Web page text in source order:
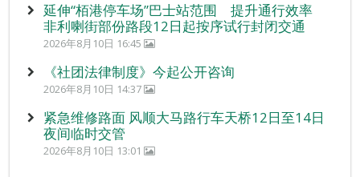
延伸“栢港停车场”巴士站范围 提升通行效率
非利喇街部份路段12日起按序试行封闭交通
2026年8月10日 16:45
《社团法律制度》今起公开咨询
2026年8月10日 14:37
紧急维修路面 风顺大马路行车天桥12日至14日
夜间临时交管
2026年8月10日 13:01